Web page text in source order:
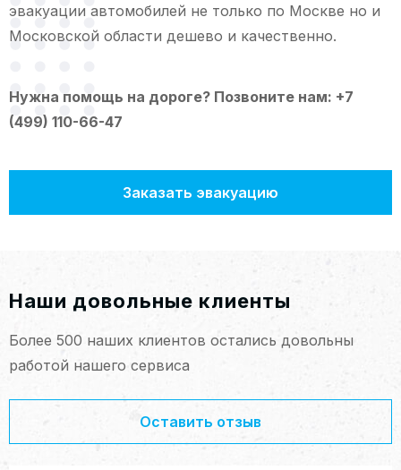
эвакуации автомобилей не только по Москве но и
Московской области дешево и качественно.
Нужна помощь на дороге? Позвоните нам: +7
(499) 110-66-47
Заказать эвакуацию
Наши довольные клиенты
Более 500 наших клиентов остались довольны
работой нашего сервиса
Оставить отзыв